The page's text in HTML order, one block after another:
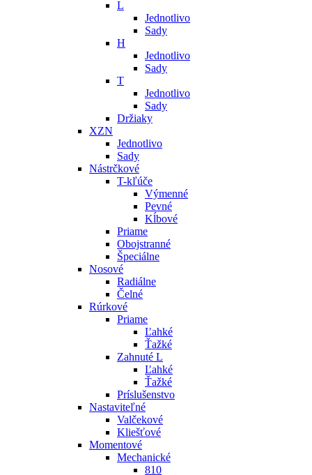
L
Jednotlivo
Sady
H
Jednotlivo
Sady
T
Jednotlivo
Sady
Držiaky
XZN
Jednotlivo
Sady
Nástrčkové
T-kľúče
Výmenné
Pevné
Kĺbové
Priame
Obojstranné
Špeciálne
Nosové
Radiálne
Čelné
Rúrkové
Priame
Ľahké
Ťažké
Zahnuté L
Ľahké
Ťažké
Príslušenstvo
Nastaviteľné
Valčekové
Kliešťové
Momentové
Mechanické
810